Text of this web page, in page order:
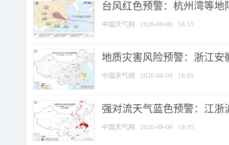
台风红色预警：杭州湾等地
中国天气网 2026-08-09 18:15
地质灾害风险预警：浙江安
中国天气网 2026-08-09 18:05
强对流天气蓝色预警：江浙
中国天气网 2026-08-09 18:05